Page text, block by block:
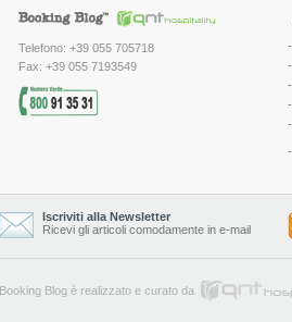
Telefono: +39 055 705718
Fax: +39 055 7193549
-
-
-
-
-
-
Iscriviti alla Newsletter
Ricevi gli articoli comodamente in e-mail
Booking Blog è realizzato e curato da